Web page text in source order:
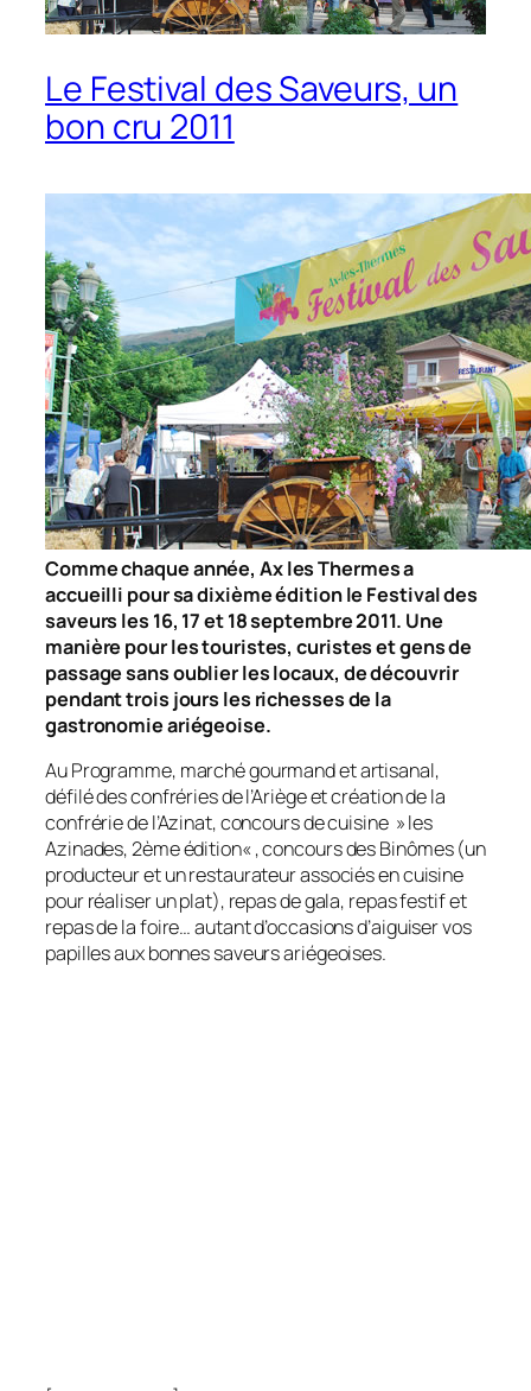
Le Festival des Saveurs, un
bon cru 2011
Comme chaque année, Ax les Thermes a
accueilli pour sa dixième édition le Festival des
saveurs les 16, 17 et 18 septembre 2011. Une
manière pour les touristes, curistes et gens de
passage sans oublier les locaux, de découvrir
pendant trois jours les richesses de la
gastronomie ariégeoise.
Au Programme, marché gourmand et artisanal,
défilé des confréries de l’Ariège et création de la
confrérie de l’Azinat, concours de cuisine »les
Azinades, 2ème édition« , concours des Binômes (un
producteur et un restaurateur associés en cuisine
pour réaliser un plat), repas de gala, repas festif et
repas de la foire… autant d’occasions d’aiguiser vos
papilles aux bonnes saveurs ariégeoises.